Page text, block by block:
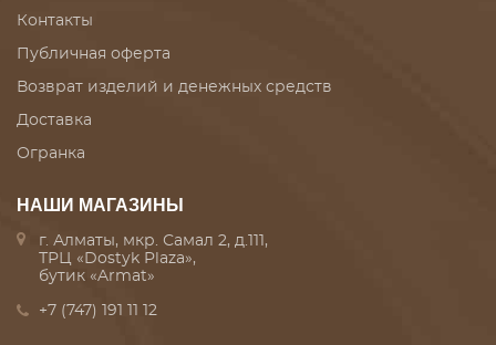
Контакты
Публичная оферта
Возврат изделий и денежных средств
Доставка
Огранка
НАШИ МАГАЗИНЫ
г. Алматы, мкр. Самал 2, д.111,
ТРЦ «Dostyk Plaza»,
бутик «Armat»
+7 (747) 191 11 12